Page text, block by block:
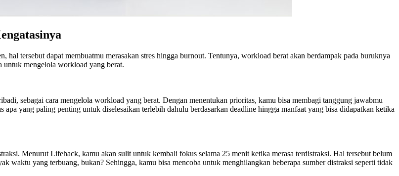
tersebut dapat membuatmu merasakan stres hingga burnout. Tentunya, workload berat akan berdampak pada buruknya
untuk mengelola workload yang berat.
sebagai cara mengelola workload yang berat. Dengan menentukan prioritas, kamu bisa membagi tanggung jawabmu
yang paling penting untuk diselesaikan terlebih dahulu berdasarkan deadline hingga manfaat yang bisa didapatkan ketika
Menurut Lifehack, kamu akan sulit untuk kembali fokus selama 25 menit ketika merasa terdistraksi. Hal tersebut belum
waktu yang terbuang, bukan? Sehingga, kamu bisa mencoba untuk menghilangkan beberapa sumber distraksi seperti tidak